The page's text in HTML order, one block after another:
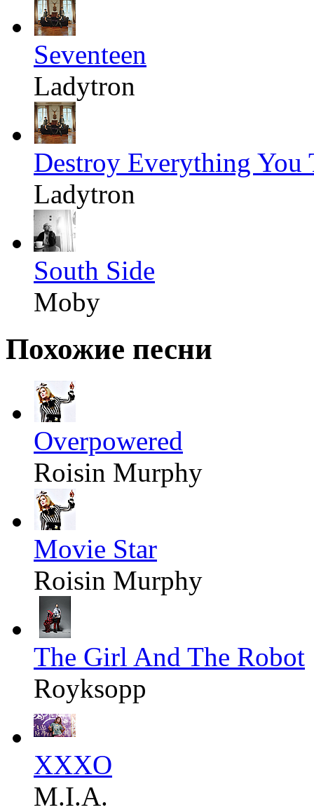
Seventeen
Ladytron
Destroy Everything You
Ladytron
South Side
Moby
Похожие песни
Overpowered
Roisin Murphy
Movie Star
Roisin Murphy
The Girl And The Robot
Royksopp
XXXO
M.I.A.